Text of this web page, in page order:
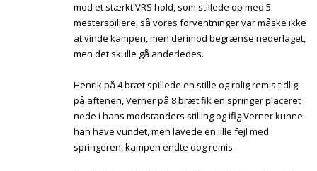
mod et stærkt VRS hold, som stillede op med 5
mesterspillere, så vores forventninger var måske ikke
at vinde kampen, men derimod begrænse nederlaget,
men det skulle gå anderledes.
Henrik på 4 bræt spillede en stille og rolig remis tidlig
på aftenen, Verner på 8 bræt fik en springer placeret
nede i hans modstanders stilling og iflg Verner kunne
han have vundet, men lavede en lille fejl med
springeren, kampen endte dog remis.